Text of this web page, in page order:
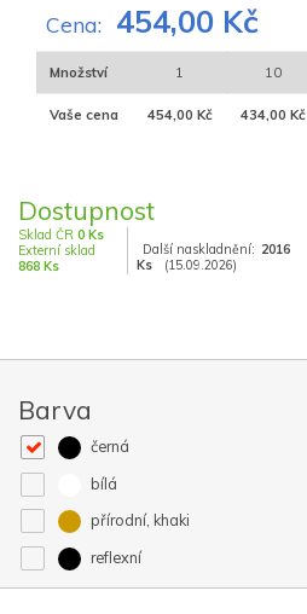
Cena: 454,00 Kč
Množství 1 10
Vaše cena 454,00 Kč 434,00 Kč
Dostupnost
Sklad ČR 0 Ks
Externí sklad
868 Ks
Další naskladnění: 2016
Ks
(15.09.2026)
Barva
černá
bílá
přírodní, khaki
reflexní